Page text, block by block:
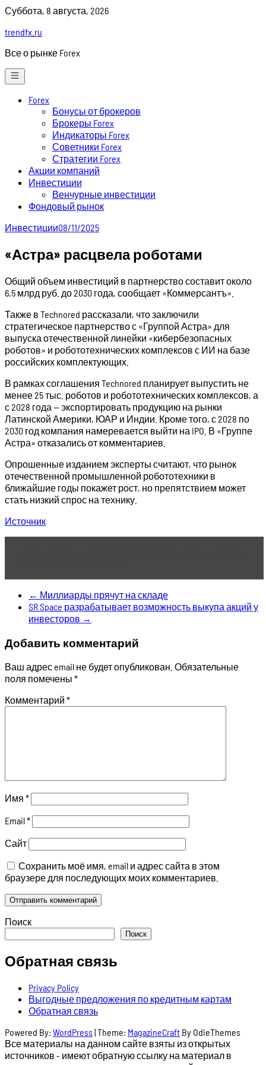
Skip
content
Суббота, 8 августа, 2026
trendfx.ru
Все о рынке Forex
Forex
Бонусы от брокеров
Брокеры Forex
Индикаторы Forex
Советники Forex
Стратегии Forex
Акции компаний
Инвестиции
Венчурные инвестиции
Фондовый рынок
Инвестиции08/11/2025
«Астра» расцвела роботами
Общий объем инвестиций в партнерство составит около
6,5 млрд руб. до 2030 года, сообщает «Коммерсантъ».
Также в Technored рассказали, что заключили
стратегическое партнерство с «Группой Астра» для
выпуска отечественной линейки «кибербезопасных
роботов» и робототехнических комплексов с ИИ на базе
российских комплектующих.
В рамках соглашения Technored планирует выпустить не
менее 25 тыс. роботов и робототехнических комплексов, а
с 2028 года — экспортировать продукцию на рынки
Латинской Америки, ЮАР и Индии. Кроме того, с 2028 по
2030 год компания намеревается выйти на IPO. В «Группе
Астра» отказались от комментариев.
Опрошенные изданием эксперты считают, что рынок
отечественной промышленной робототехники в
ближайшие годы покажет рост, но препятствием может
стать низкий спрос на технику.
Источник
← Миллиарды прячут на складе
SR Space разрабатывает возможность выкупа акций у
инвесторов →
Добавить комментарий
Ваш адрес email не будет опубликован. Обязательные
поля помечены *
Комментарий *
Имя *
Email*
Сайт
Сохранить моё имя, email и адрес сайта в этом
браузере для последующих моих комментариев.
Поиск
Поиск
Обратная связь
Privacy Policy
Выгодные предложения по кредитным картам
Обратная связь
Powered By: WordPress|Theme: MagazineCraft By OdieThemes
Все материалы на данном сайте взяты из открытых
источников - имеют обратную ссылку на материал в